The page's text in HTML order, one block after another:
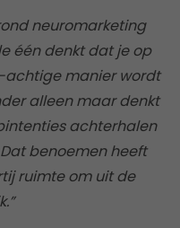
neuromarketing
één denkt dat je op
achtige manier wordt
alleen maar denkt
achterhalen
benoemen heeft
ruimte om uit de